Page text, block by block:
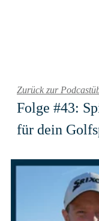
Zurück zur
Folge #43:
für dein